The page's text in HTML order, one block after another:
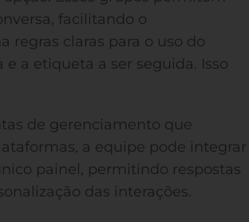
facilitando o
regras claras para o uso do
a etiqueta a ser seguida. Isso
de gerenciamento que
a equipe pode integrar
painel, permitindo respostas
das interações.